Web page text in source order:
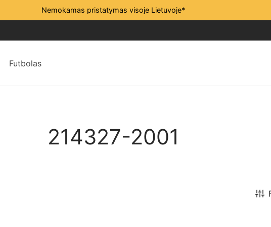
Nemokamas pristatymas visoje Lietuvoje*
Futbolas
214327-2001